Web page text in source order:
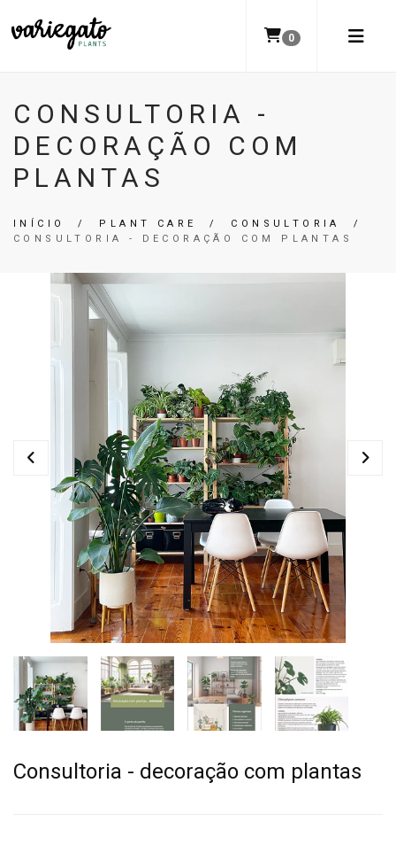
0
CONSULTORIA -
DECORAÇÃO COM
PLANTAS
INÍCIO / PLANT CARE / CONSULTORIA
/
CONSULTORIA - DECORAÇÃO COM PLANTAS
Consultoria - decoração com plantas